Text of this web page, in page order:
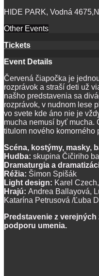
HIDE PARK, Vodná
Other Events
Tickets
Event Details
Červená čiapočka je
rozprávok a straší deti už
našho predstavenia sa
rozprávok, v nudnom lese
vo svete kde áno nie je
mucha nemusí byť mucha.
titulom nového komorného
Scéna, kostýmy, masky,
Hudba: skupina Čičiriho
Dramaturgia a
Réžia: Šimon Spišák
Light design: Karel
Hrajú: Andrea Ballayová,
Katarína Petrusová /Ľuba
Predstavenie z
podporu umenia.